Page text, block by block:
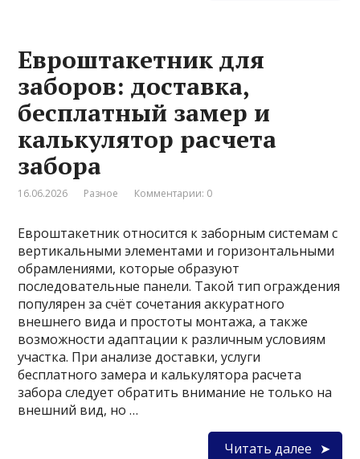
Евроштакетник для
заборов: доставка,
бесплатный замер и
калькулятор расчета
забора
16.06.2026 Разное Комментарии: 0
Евроштакетник относится к заборным системам с
вертикальными элементами и горизонтальными
обрамлениями, которые образуют
последовательные панели. Такой тип ограждения
популярен за счёт сочетания аккуратного
внешнего вида и простоты монтажа, а также
возможности адаптации к различным условиям
участка. При анализе доставки, услуги
бесплатного замера и калькулятора расчета
забора следует обратить внимание не только на
внешний вид, но …
Читать далее